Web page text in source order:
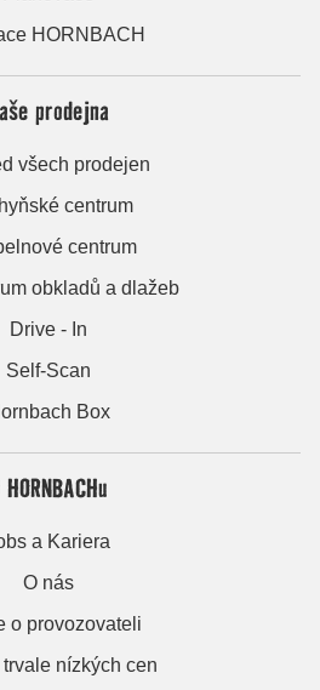
HORNBACH
prodejna
všech prodejen
centrum
centrum
obkladů a dlažeb
Drive - In
Self-Scan
Box
HORNBACHu
a Kariera
O nás
o provozovateli
nízkých cen